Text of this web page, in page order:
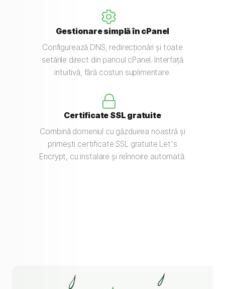
Gestionare simplă în cPanel
Configurează DNS, redirecționări și toate
setările direct din panoul cPanel. Interfață
intuitivă, fără costuri suplimentare.
Certificate SSL gratuite
Combină domeniul cu găzduirea noastră și
primești certificate SSL gratuite Let's
Encrypt, cu instalare și reînnoire automată.